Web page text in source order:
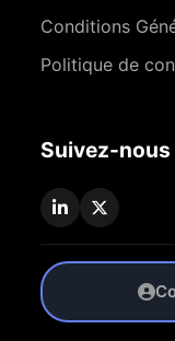
Conditions
Politique de
Suivez-nous